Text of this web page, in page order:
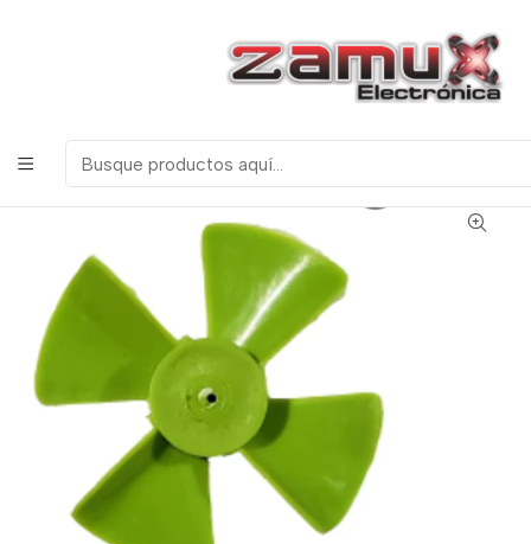
ELECTRONICOS, ROBOTICA & TECNOLOGIA
Productos
Herramientas
HELICE PLASTICA DE 80MM 4 ASPAS PARA